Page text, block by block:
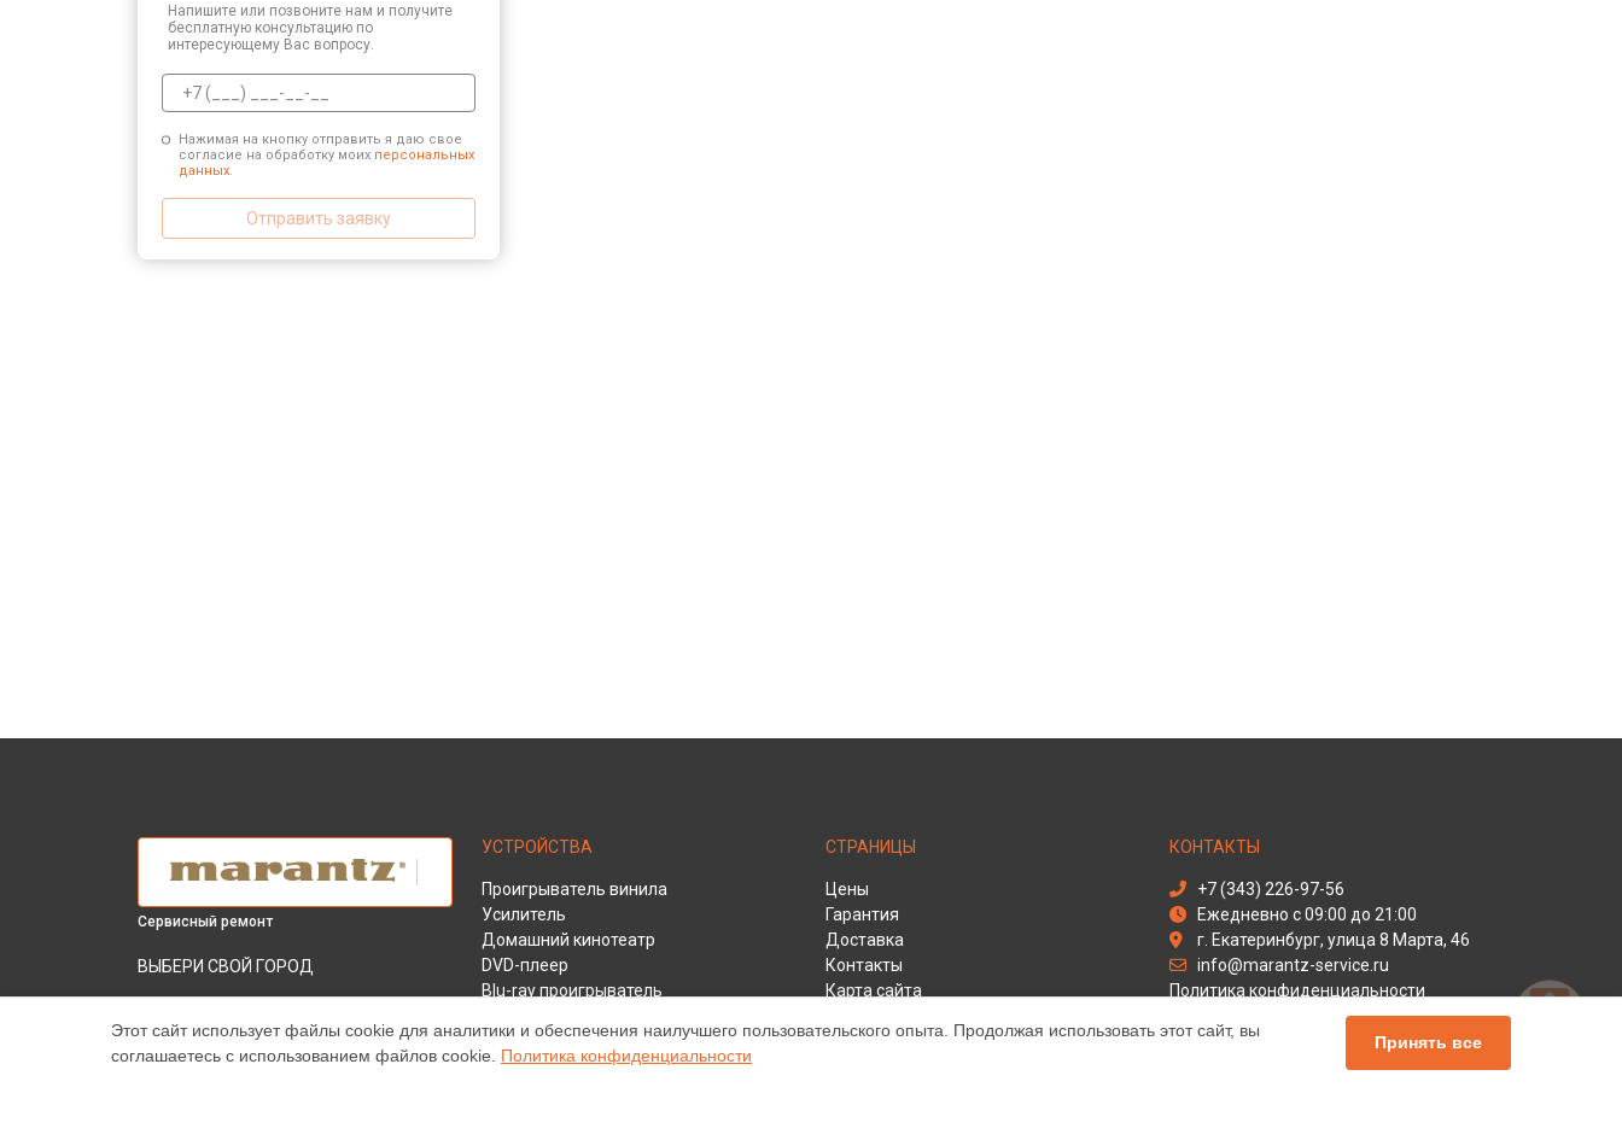
Напишите или позвоните нам и получите
бесплатную консультацию по
интересующему Вас вопросу.
Нажимая на кнопку отправить я даю свое
согласие на обработку моих персональных
данных.
Отправить заявку
Сервисный ремонт
ВЫБЕРИ СВОЙ ГОРОД
Marantz вКраснодаре
Чистка от пыли усилителя PM7000N
УСТРОЙСТВА
Проигрыватель винила
Усилитель
Домашний кинотеатр
DVD-плеер
Blu-ray проигрыватель
СТРАНИЦЫ
Цены
Гарантия
Доставка
Контакты
Карта сайта
КОНТАКТЫ
+7 (343) 226-97-56
Ежедневно с 09:00 до 21:00
г. Екатеринбург, улица 8 Марта, 46
info@marantz-service.ru
Политика конфиденциальности
Способы оплаты
Этот сайт использует файлы cookie для аналитики и обеспечения наилучшего пользовательского опыта. Продолжая использовать этот сайт, вы
соглашаетесь с использованием файлов cookie. Политика конфиденциальности
Принять все